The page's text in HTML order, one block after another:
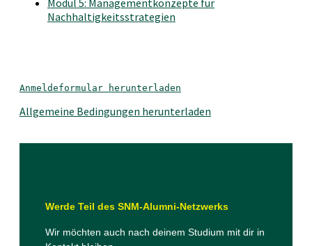
Modul 5: Managementkonzepte für
Nachhaltigkeitsstrategien
Anmeldeformular herunterladen
Allgemeine Bedingungen herunterladen